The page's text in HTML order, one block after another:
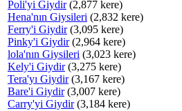
Poli'yi Giydir(2,877 kere)
Hena'nın Giysileri (2,832 kere)
Ferry'i Giydir(3,095 kere)
Pinky'i Giydir(2,964 kere)
lola'nın Giysileri (3,023 kere)
Kely'i Giydir(3,275 kere)
Tera'yı Giydir(3,167 kere)
Bare'i Giydir(3,007 kere)
Carry'yi Giydir(3,184 kere)